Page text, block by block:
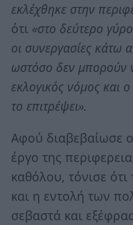
εκλέχθηκε στην
ότι «στο δεύτερο
οι συνεργασίες κάτω
ωστόσο δεν μπορούν
εκλογικός νόμος και
το επιτρέψει».
Αφού διαβεβαίωσε
έργο της
καθόλου, τόνισε
και η εντολή των
σεβαστά και